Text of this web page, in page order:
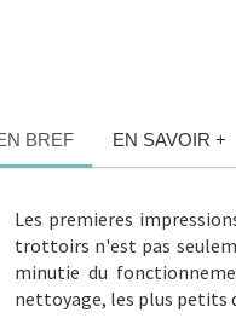
BREF EN SAVOIR +
Les premieres
trottoirs n'est pas
minutie du
nettoyage, les plus petits